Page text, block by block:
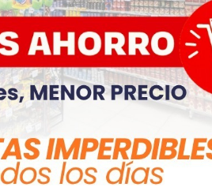
FIGHIERA GENERAL LAGOS POLICIALES